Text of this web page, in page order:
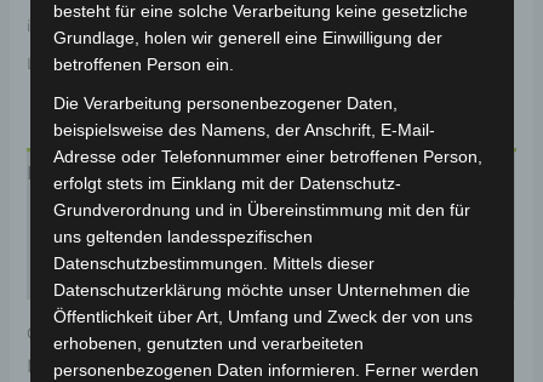
inkl. 19 % MwSt.
Lieferzeit:Versandfertig innerhalb 24 Stunden*
Beschreibung
Produktsicherheit
Rezensionen (0)
Original-Ersatzteil für den 3-Rad Seniorenmobil VM4
NEO. Gashebelset für optimale Funktionalität und
besteht für eine solche Verarbeitung keine gesetzliche
Grundlage, holen wir generell eine Einwilligung der
betroffenen Person ein.
Die Verarbeitung personenbezogener Daten,
beispielsweise des Namens, der Anschrift, E-Mail-
Adresse oder Telefonnummer einer betroffenen Person,
erfolgt stets im Einklang mit der Datenschutz-
Grundverordnung und in Übereinstimmung mit den für
uns geltenden landesspezifischen
Datenschutzbestimmungen. Mittels dieser
Datenschutzerklärung möchte unser Unternehmen die
Öffentlichkeit über Art, Umfang und Zweck der von uns
erhobenen, genutzten und verarbeiteten
personenbezogenen Daten informieren. Ferner werden